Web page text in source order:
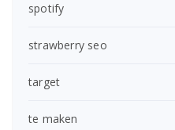
spotify
strawberry seo
target
te maken